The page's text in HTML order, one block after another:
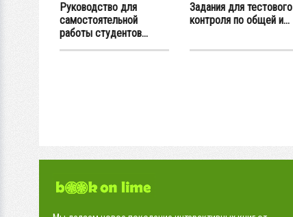
Руководство для
самостоятельной
работы студентов...
Задания для тестового
контроля по общей и...